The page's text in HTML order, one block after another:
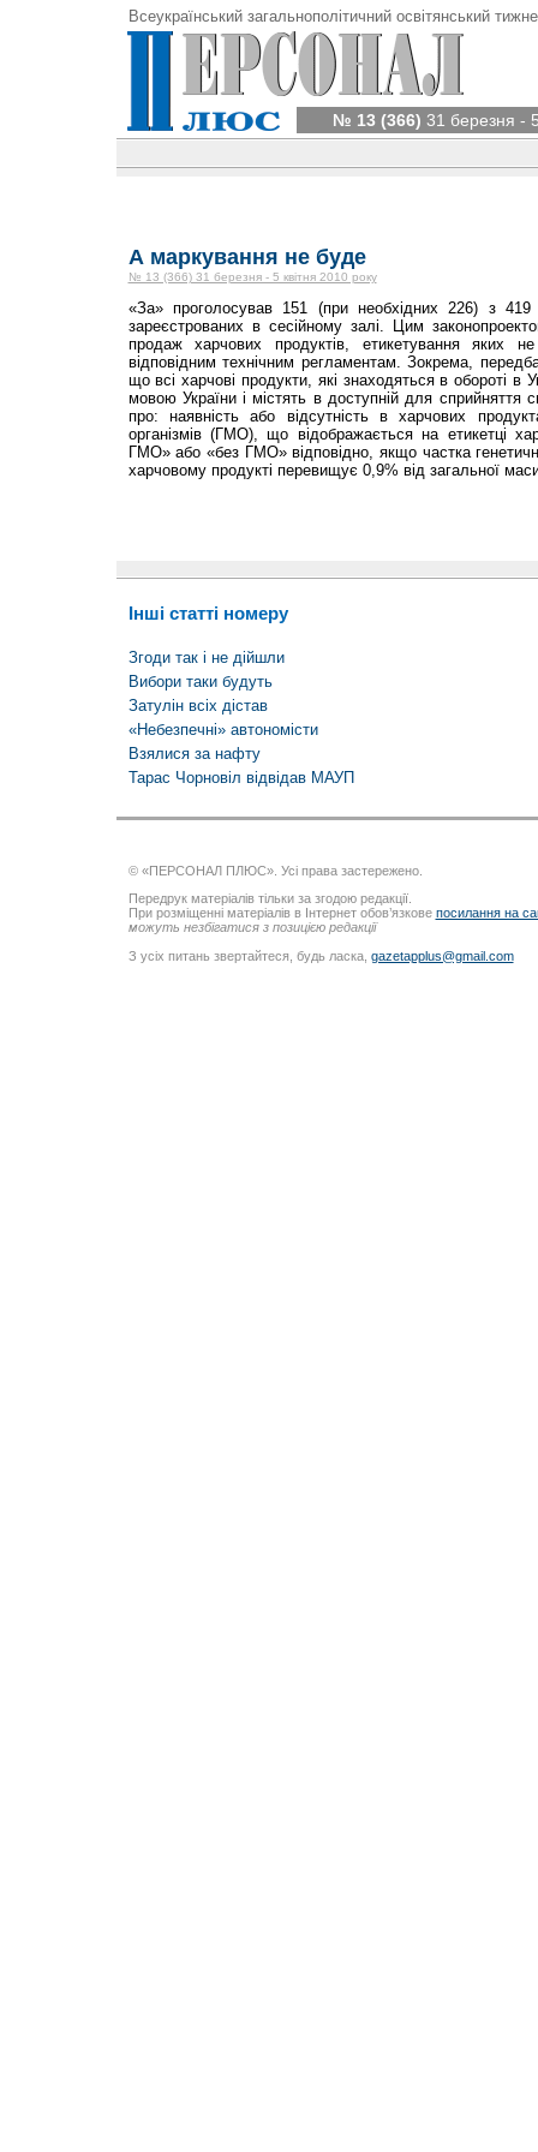
Всеукраїнський загальнополітичний освітянський
№ 13 (366) 31 березня -
А маркування не буде
№ 13 (366) 31 березня - 5 квітня 2010 року
«За» проголосував 151 (при необхідних 226) з 419
зареєстрованих в сесійному залі. Цим
продаж харчових продуктів, етикетування яких
відповідним технічним регламентам. Зокрема,
що всі харчові продукти, які знаходяться в обороті в
мовою України і містять в доступній для сприйняття
про: наявність або відсутність в харчових
організмів (ГМО), що відображається на етикетці
ГМО» або «без ГМО» відповідно, якщо частка
харчовому продукті перевищує 0,9% від загальної
Інші статті номеру
Згоди так і не дійшли
Вибори таки будуть
Затулін всіх дістав
«Небезпечні» автономісти
Взялися за нафту
Тарас Чорновіл відвідав МАУП
© «ПЕРСОНАЛ ПЛЮС». Усі права застережено.
Передрук матеріалів тільки за згодою редакції.
При розміщенні матеріалів в Інтернет обов’язкове посилання на
можуть незбігатися з позицією редакції
З усіх питань звертайтеся, будь ласка, gazetapplus@gmail.com